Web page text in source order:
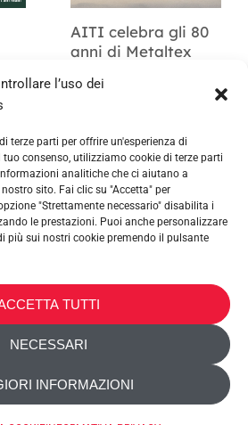
l’uso dei
terze parti per offrire un'esperienza di
consenso, utilizziamo cookie di terze parti
analitiche che ci aiutano a
sito. Fai clic su "Accetta" per
"Strettamente necessario" disabilita i
le prestazioni. Puoi anche personalizzare
più sui nostri cookie premendo il pulsante
TUTTI
NECESSARI
INFORMAZIONI
AITI celebra gli 80
anni di Metaltex
© 2023 Powered by Ticyweb
PRIVACY